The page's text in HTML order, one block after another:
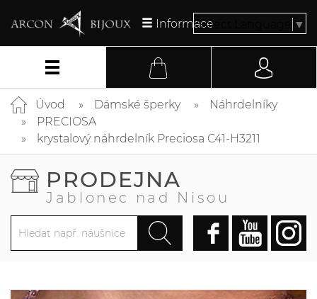
InformaceSelect Language ▼
Úvod Dámské šperky
Náhrdelníky
PRECIOSA
krystalový náhrdelník Preciosa C41-H3211
PRODEJNA
Jablonec nad Nisou